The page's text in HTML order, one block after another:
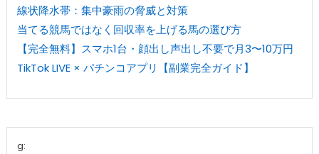
線状降水帯：集中豪雨の脅威と対策
当てる競馬ではなく回収率を上げる馬の選び方
【完全無料】スマホ1台・顔出し声出し不要で月3〜10万円
TikTok LIVE × パチンコアプリ【副業完全ガイド】
g: